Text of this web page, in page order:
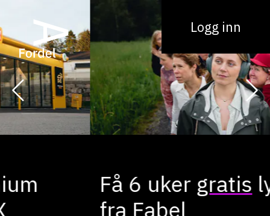
Logg inn
Få 6 ukergratislydbok